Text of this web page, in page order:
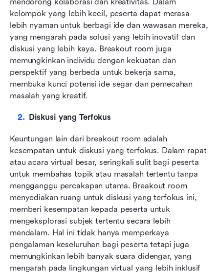
kelompok yang lebih kecil, peserta dapat merasa
lebih nyaman untuk berbagi ide dan wawasan mereka,
yang mengarah pada solusi yang lebih inovatif dan
diskusi yang lebih kaya. Breakout room juga
memungkinkan individu dengan kekuatan dan
perspektif yang berbeda untuk bekerja sama,
membuka kunci potensi ide segar dan pemecahan
masalah yang kreatif.
Diskusi yang Terfokus
Keuntungan lain dari breakout room adalah
kesempatan untuk diskusi yang terfokus. Dalam rapat
atau acara virtual besar, seringkali sulit bagi peserta
untuk membahas topik atau masalah tertentu tanpa
mengganggu percakapan utama. Breakout room
menyediakan ruang untuk diskusi yang terfokus ini,
memberi kesempatan kepada peserta untuk
mengeksplorasi subjek tertentu secara lebih
mendalam. Hal ini tidak hanya memperkaya
pengalaman keseluruhan bagi peserta tetapi juga
memungkinkan lebih banyak suara didengar, yang
mengarah pada lingkungan virtual yang lebih inklusif